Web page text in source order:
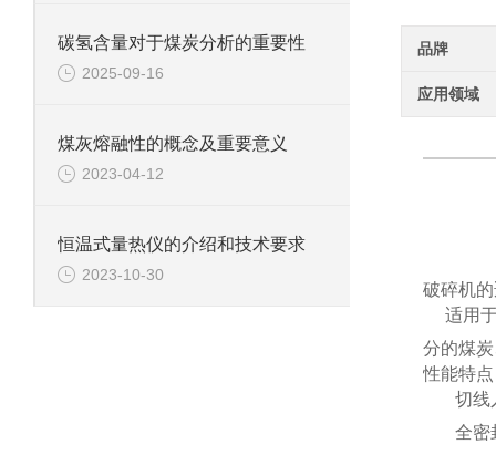
品牌
应用领域
破碎机
适用
分的煤
性能特点
切线
全密
碳氢含量对于煤炭分析的重要性
2025-09-16
煤灰熔融性的概念及重要意义
2023-04-12
恒温式量热仪的介绍和技术要求
2023-10-30